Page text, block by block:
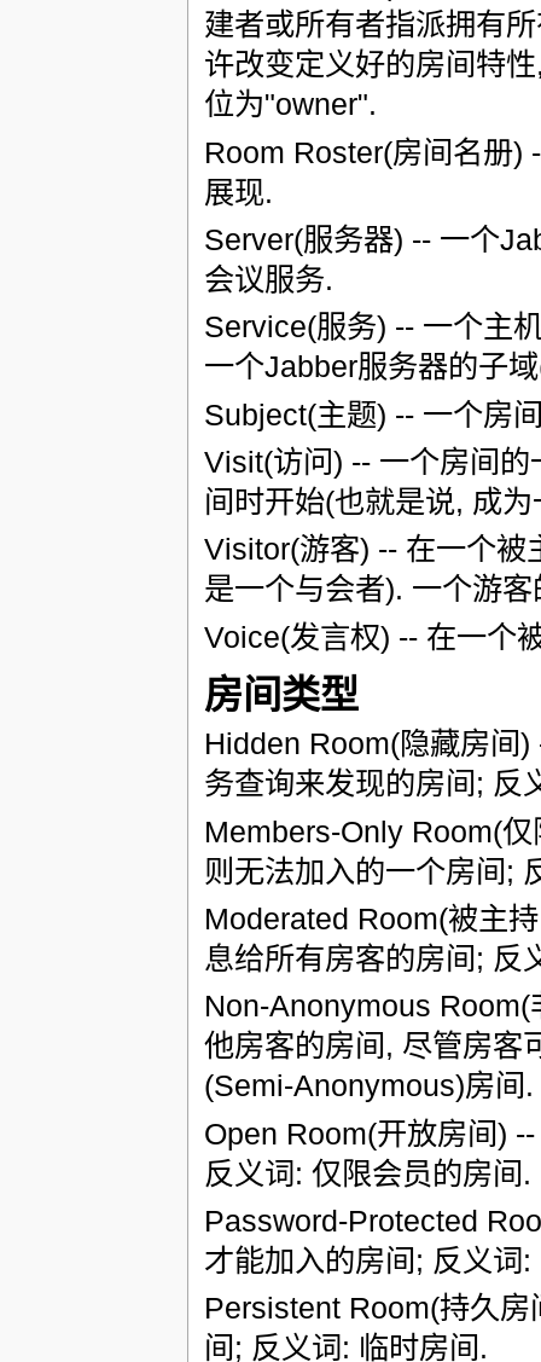
建者或所有者指派拥有
许改变定义好的房间特
位为"owner".
Room Roster(房间名册)
展现.
Server(服务器) -- 一个
会议服务.
Service(服务) -- 一个主
一个Jabber服务器的子
Subject(主题) -- 一个房
Visit(访问) -- 一个房间
间时开始(也就是说, 成
Visitor(游客) -- 在一个被
是一个与会者). 一个游
Voice(发言权) -- 在一个
房间类型
Hidden Room(隐藏房间
务查询来发现的房间; 反
Members-Only Room(
则无法加入的一个房间;
Moderated Room(被主
息给所有房客的房间; 反
Non-Anonymous
他房客的房间, 尽管房客
(Semi-Anonymous)房间.
Open Room(开放房间)
反义词: 仅限会员的房间.
Password-Protected
才能加入的房间; 反义词
Persistent Room(持久
间; 反义词: 临时房间.